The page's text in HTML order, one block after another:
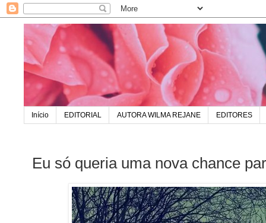
Início EDITORIAL AUTORA WILMA REJANE EDITORES
Eu só queria uma nova chance